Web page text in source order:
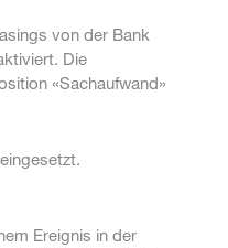
von der Bank
Die
«Sachaufwand»
Ereignis in der